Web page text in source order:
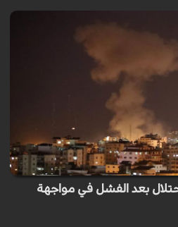
بعد الفشل في مواجهة